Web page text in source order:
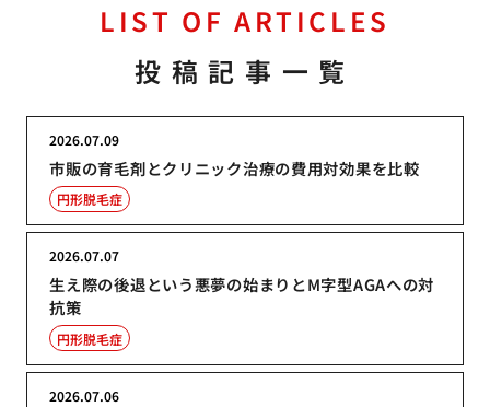
LIST OF ARTICLES
投稿記事一覧
市販の育毛剤とクリニック治療の費用対効果を比較
2026.07.09
円形脱毛症
生え際の後退という悪夢の始まりとM字型AGAへの対
抗策
2026.07.07
円形脱毛症
2026.07.06